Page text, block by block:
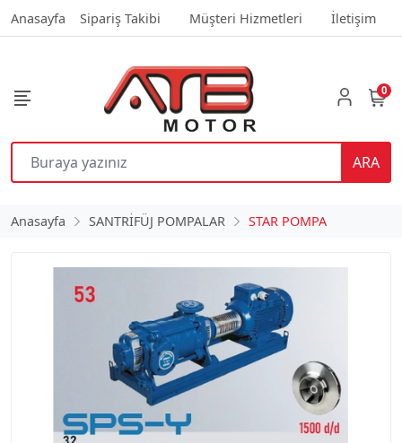
Anasayfa Sipariş Takibi Müşteri Hizmetleri İletişim
ARA
0
Anasayfa SANTRİFÜJ POMPALAR STAR POMPA